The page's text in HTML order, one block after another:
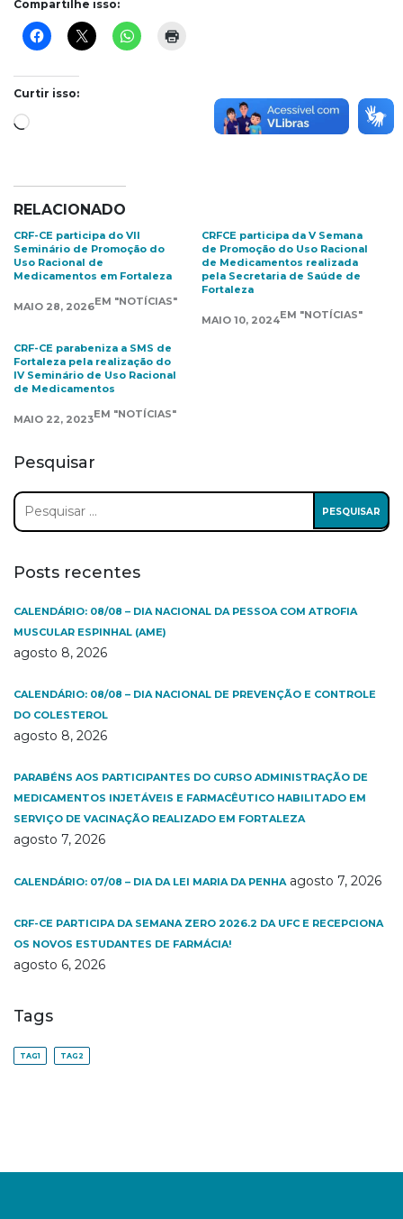
Compartilhe isso:
Curtir isso:
Carregando...
RELACIONADO
CRF-CE participa do VII
Seminário de Promoção do
Uso Racional de
Medicamentos em Fortaleza
MAIO 28, 2026EM "NOTÍCIAS"
CRFCE participa da V Semana
de Promoção do Uso Racional
de Medicamentos realizada
pela Secretaria de Saúde de
Fortaleza
MAIO 10, 2024EM "NOTÍCIAS"
CRF-CE parabeniza a SMS de
Fortaleza pela realização do
IV Seminário de Uso Racional
de Medicamentos
MAIO 22, 2023EM "NOTÍCIAS"
Pesquisar
Pesquisar
por:
Posts recentes
CALENDÁRIO: 08/08 – DIA NACIONAL DA PESSOA COM ATROFIA
MUSCULAR ESPINHAL (AME)
agosto 8, 2026
CALENDÁRIO: 08/08 – DIA NACIONAL DE PREVENÇÃO E CONTROLE
DO COLESTEROL
agosto 8, 2026
PARABÉNS AOS PARTICIPANTES DO CURSO ADMINISTRAÇÃO DE
MEDICAMENTOS INJETÁVEIS E FARMACÊUTICO HABILITADO EM
SERVIÇO DE VACINAÇÃO REALIZADO EM FORTALEZA
agosto 7, 2026
CALENDÁRIO: 07/08 – DIA DA LEI MARIA DA PENHA agosto 7, 2026
CRF-CE PARTICIPA DA SEMANA ZERO 2026.2 DA UFC E RECEPCIONA
OS NOVOS ESTUDANTES DE FARMÁCIA!
agosto 6, 2026
Tags
TAG1 TAG2